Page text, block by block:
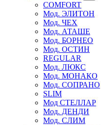
COMFORT
Мод. ЭЛИТОН
Мод. ЧЕХ
Мод. АТАШЕ
Мод. БОРНЕО
Мод. ОСТИН
REGULAR
Мод. ЛЮКС
Мод. МОНАКО
Мод. СОПРАНО
SLIM
Мод СТЕЛЛАР
Мод. ДЕНДИ
Мод. СЛИМ